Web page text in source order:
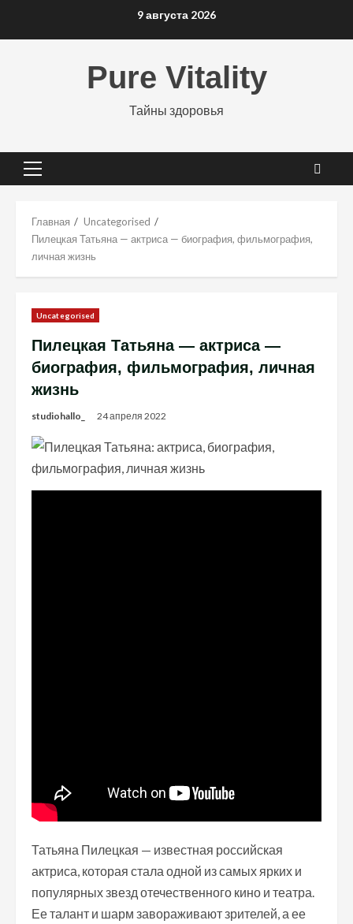
9 августа 2026
Pure Vitality
Тайны здоровья
Основное
Главная
Uncategorised
Пилецкая Татьяна — актриса — биография, фильмография,
личная жизнь
Uncategorised
Пилецкая Татьяна — актриса —
биография, фильмография, личная
жизнь
studiohallo_ 24 апреля 2022
Татьяна Пилецкая — известная российская
актриса, которая стала одной из самых ярких и
популярных звезд отечественного кино и театра.
Ее талант и шарм завораживают зрителей, а ее